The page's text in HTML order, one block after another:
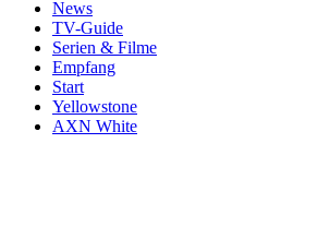
News
TV-Guide
Serien & Filme
Empfang
Start
Yellowstone
AXN White